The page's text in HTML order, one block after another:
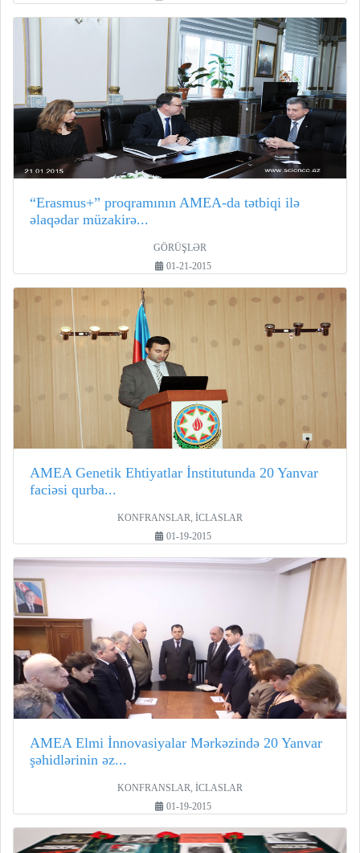
“Erasmus+” proqramının AMEA-da tətbiqi ilə
əlaqədar müzakirə...
GÖRÜŞLƏR
01-21-2015
AMEA Genetik Ehtiyatlar İnstitutunda 20 Yanvar
faciəsi qurba...
KONFRANSLAR, İCLASLAR
01-19-2015
AMEA Elmi İnnovasiyalar Mərkəzində 20 Yanvar
şəhidlərinin əz...
KONFRANSLAR, İCLASLAR
01-19-2015